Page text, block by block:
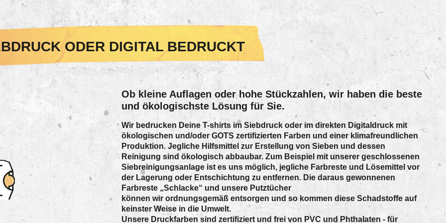
ODER DIGITAL BEDRUCKT
Ob kleine Auflagen oder hohe Stückzahlen, wir haben die beste
und ökologischste Lösung für Sie.
Wir bedrucken Deine T-shirts im Siebdruck oder im direkten Digitaldruck mit
ökologischen und/oder GOTS zertifizierten Farben und einer klimafreundlichen
Produktion. Jegliche Hilfsmittel zur Erstellung von Sieben und dessen
Reinigung sind ökologisch abbaubar. Zum Beispiel mit unserer geschlossenen
Siebreinigungsanlage ist es uns möglich, jegliche Farbreste und Lösemittel vor
der Lagerung oder Entschichtung zu entfernen. Die daraus gewonnenen
Farbreste „Schlacke“ und unsere Putztücher
können wir ordnungsgemäß entsorgen und so kommen diese Schadstoffe auf
keinster Weise in die Umwelt.
Unsere Druckfarben sind zertifiziert und frei von PVC und Phthalaten - für